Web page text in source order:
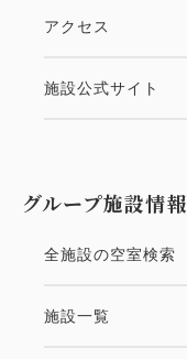
アクセス
施設公式サイト
グループ施設情報
全施設の空室検索
施設一覧